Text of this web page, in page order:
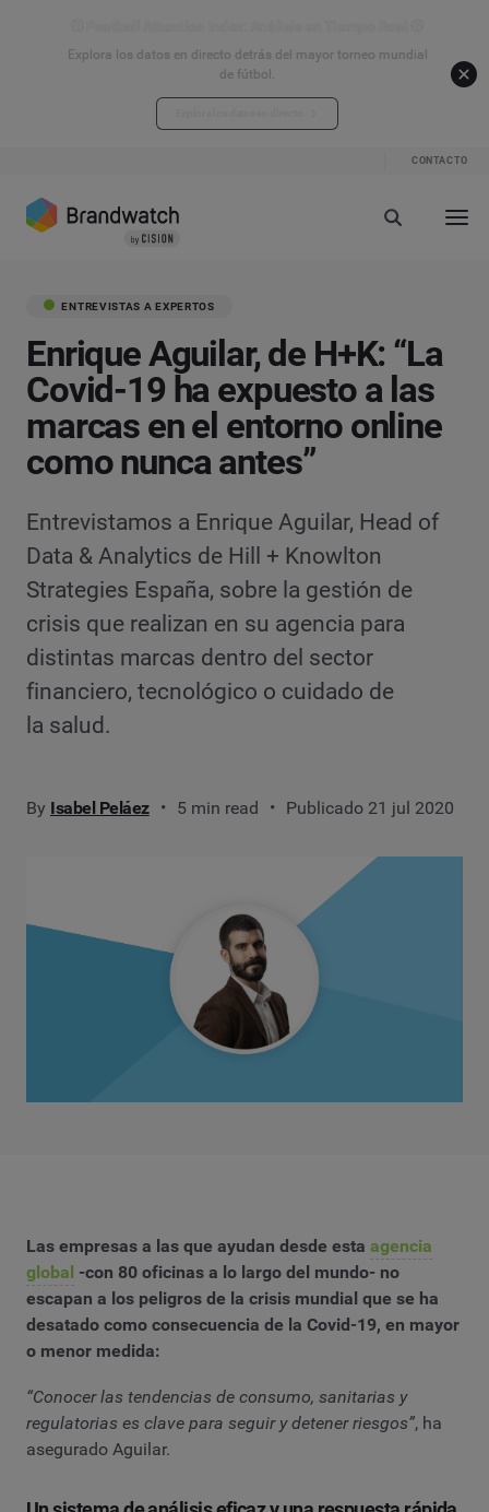
Explora los datos en directo detrás del mayor torneo mundial
de fútbol.
CONTACTO
ENTREVISTAS A EXPERTOS
Enrique Aguilar, de H+K: “La
Covid-19 ha expuesto a las
marcas en el entorno online
como nunca antes”
Entrevistamos a Enrique Aguilar, Head of
Data & Analytics de Hill + Knowlton
Strategies España, sobre la gestión de
crisis que realizan en su agencia para
distintas marcas dentro del sector
financiero, tecnológico o cuidado de
la salud.
By Isabel Peláez 5 min read Publicado 21 jul 2020
Las empresas a las que ayudan desde esta agencia
global -con 80 oficinas a lo largo del mundo- no
escapan a los peligros de la crisis mundial que se ha
desatado como consecuencia de la Covid-19, en mayor
o menor medida:
“Conocer las tendencias de consumo, sanitarias y
regulatorias es clave para seguir y detener riesgos”, ha
asegurado Aguilar.